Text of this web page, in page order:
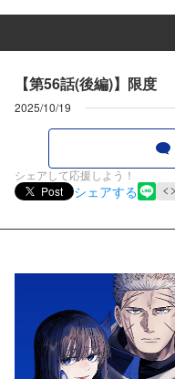
【第56話(後編)】限度
2025/10/19
シェアして応援しよう！
Post
シェアする